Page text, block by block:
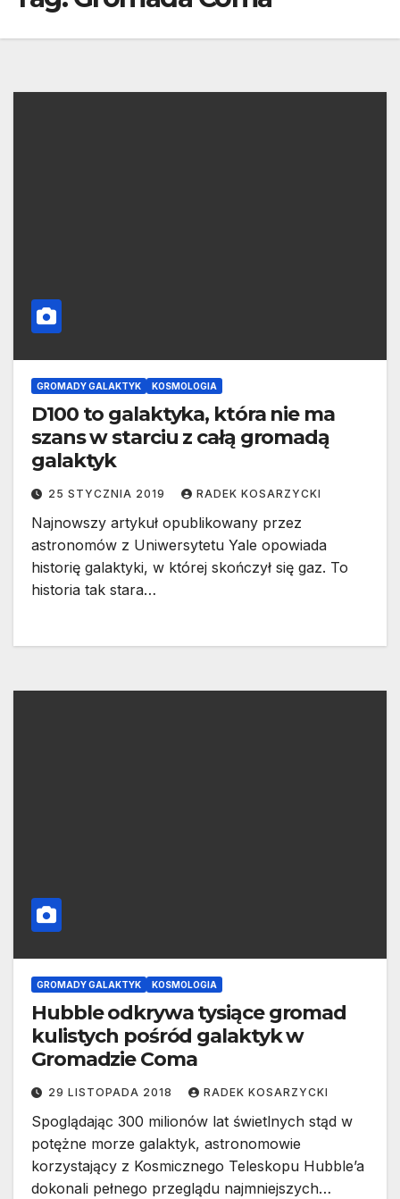
GROMADY GALAKTYK KOSMOLOGIA
D100 to galaktyka, która nie ma
szans w starciu z całą gromadą
galaktyk
25 STYCZNIA 2019 RADEK KOSARZYCKI
Najnowszy artykuł opublikowany przez
astronomów z Uniwersytetu Yale opowiada
historię galaktyki, w której skończył się gaz. To
historia tak stara…
GROMADY GALAKTYK KOSMOLOGIA
Hubble odkrywa tysiące gromad
kulistych pośród galaktyk w
Gromadzie Coma
29 LISTOPADA 2018 RADEK KOSARZYCKI
Spoglądając 300 milionów lat świetlnych stąd w
potężne morze galaktyk, astronomowie
korzystający z Kosmicznego Teleskopu Hubble’a
dokonali pełnego przeglądu najmniejszych…